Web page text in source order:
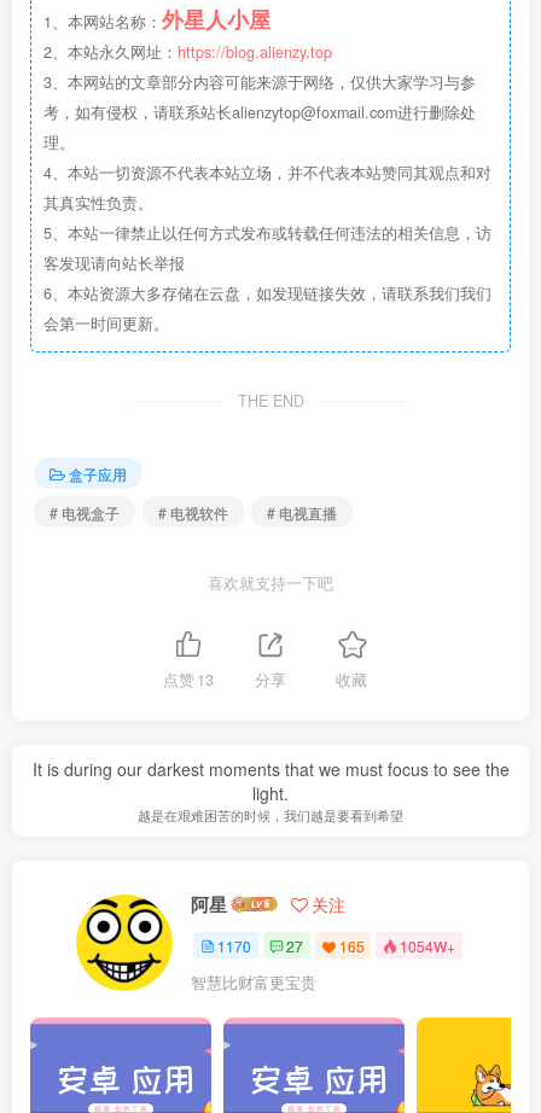
1、本网站名称： 外星人小屋
2、本站永久网址： https://blog.alienzy.top
3、本网站的文章部分内容可能来源于网络，仅供大家学习与参
考，如有侵权，请联系站长alienzytop@foxmail.com进行删除处
理。
4、本站一切资源不代表本站立场，并不代表本站赞同其观点和对
其真实性负责。
5、本站一律禁止以任何方式发布或转载任何违法的相关信息，访
客发现请向站长举报
6、本站资源大多存储在云盘，如发现链接失效，请联系我们我们
会第一时间更新。
THE END
盒子应用
# 电视盒子
# 电视软件 # 电视直播
喜欢就支持一下吧
点赞13 分享 收藏
It is during our darkest moments that we must focus to see the
light.
越是在艰难困苦的时候，我们越是要看到希望
阿星 关注
1170 27 165 1054W+
智慧比财富更宝贵